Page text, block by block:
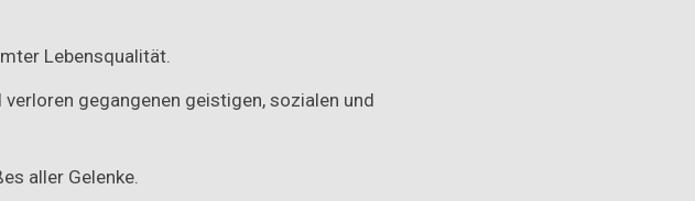
Lebensqualität.
gegangenen geistigen, sozialen und
aller Gelenke.